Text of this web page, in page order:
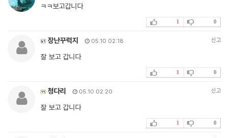
ㅋㅋ보고갑니다
1 0
장난꾸럭지 05.10 02:18 신고
잘 보고 갑니다
1 0
청다리 05.10 02:20 신고
잘 보고 갑니다
1 0